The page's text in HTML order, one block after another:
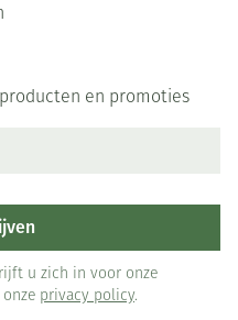
en promoties
u zich in voor onze
privacy policy.